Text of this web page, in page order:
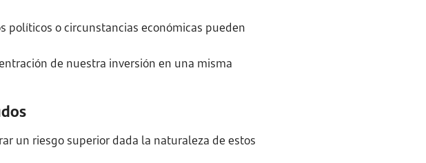
políticos o circunstancias económicas pueden
de nuestra inversión en una misma
un riesgo superior dada la naturaleza de estos